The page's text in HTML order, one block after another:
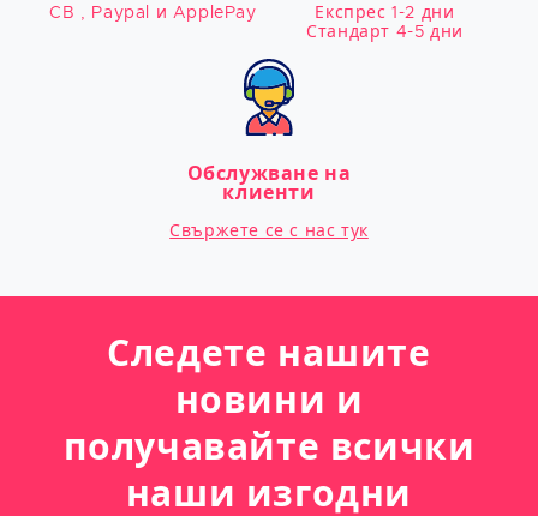
CB , Paypal и ApplePay
Експрес 1-2 дни
Стандарт 4-5 дни
Обслужване на
клиенти
Свържете се с нас тук
Следете нашите
новини и
получавайте всички
наши изгодни